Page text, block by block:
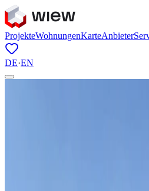
ProjekteWohnungenKarteAnbieter
DE·EN